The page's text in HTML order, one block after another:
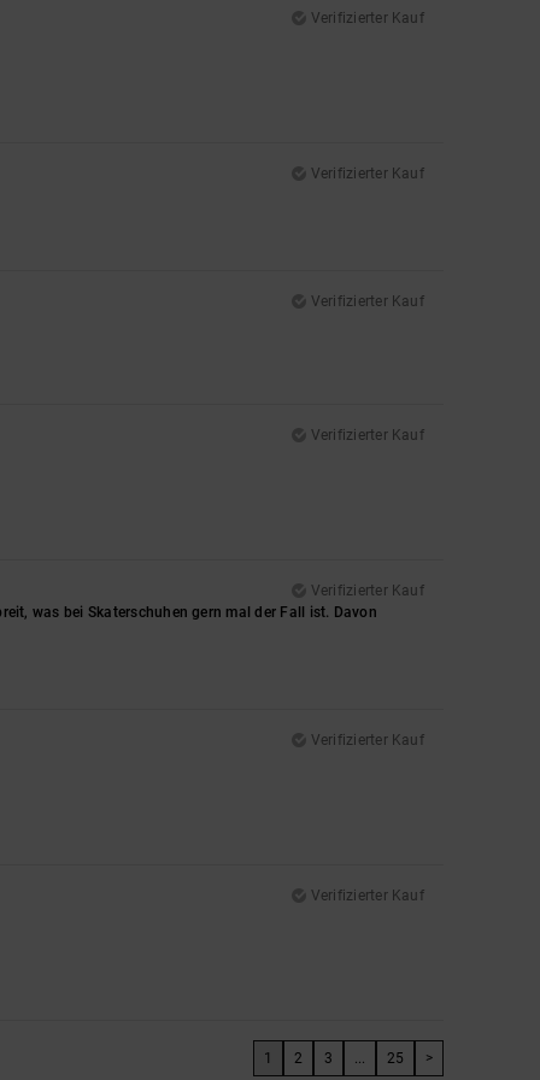
Verifizierter Kauf
Verifizierter Kauf
Verifizierter Kauf
Verifizierter Kauf
Verifizierter Kauf
was bei Skaterschuhen gern mal der Fall ist. Davon
Verifizierter Kauf
Verifizierter Kauf
1 2 3 25 >